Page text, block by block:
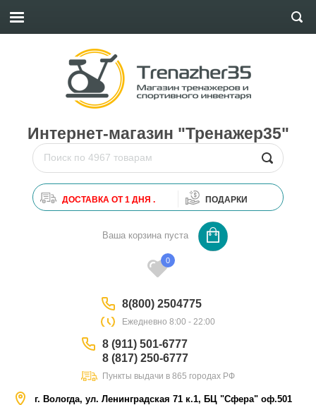
Интернет-магазин "Тренажер35"
ДОСТАВКА ОТ 1 ДНЯ . ПОДАРКИ
0
Ваша корзина пуста
0
г. Вологда, ул. Ленинградская 71 к.1, БЦ "Сфера" оф.501
8(800) 2504775
Eжедневно 8:00 - 22:00
8 (911) 501-6777
8 (817) 250-6777
Пункты выдачи в 865 городах РФ